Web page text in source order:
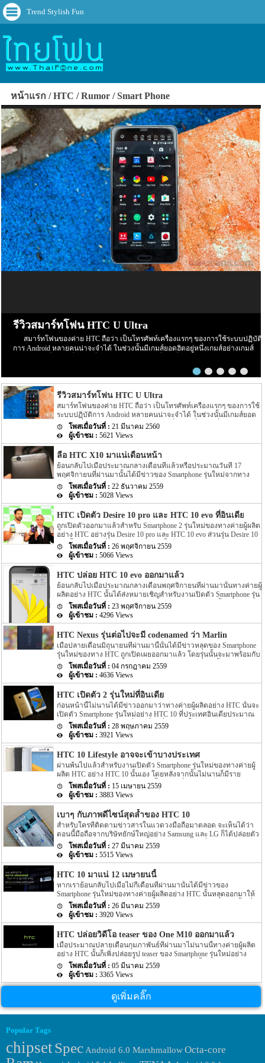
Trend Stylish Fun
หน้าแรก HTC Rumor Smart Phone
รีวิวสมาร์ทโฟน HTC U Ultra
สมาร์ทโฟนของค่าย HTC ถือว่า เป็นโทรศัพท์เครื่องแรกๆ ของการใช้ระบบปฏิบัติ
การ Android หลายคนน่าจะจำได้ ในช่วงนั้นมีเกมส์ยอดฮิตอยู่หนึ่งเกมส์อย่างเกมส์
Bird นี้ได้ ก็คือ สมาร์ทโฟนจากค่าย HTC หลังจากนั้น HTC ก็ได้มีการพัฒนาสมาร์ท
โฟนขึ้นมาอีกมากมาย ล่าสุดได้เตรียมปล่อยรุ่นใหม่ อย่าง HTC U Ultra HTC U Ultra
มาพร้อมกับหน้าจอ Super LCD5 มีขนาด 5.7 นิ้ว หน้าจอเป็นแบบ Gorilla Glass 5 ซึ่ง
เป็นหน้าจอใหม่ที่สามารถป้องกันรอยขีดข่วนได้ ความละเอียดของภาพสูงถึง 1,040
X 2,560 พิกเซล (513ppi) ใช้ชิปประมวลผล Snapdragon 820 ที่มีความเร็วให้เลือกถึง 2
แบบ คือ 2.15GHz และ […]
รีวิวสมาร์ทโฟน HTC U Ultra
สมาร์ทโฟนของค่าย HTC ถือว่า เป็นโทรศัพท์เครื่องแรกๆ ของการใช้
ระบบปฏิบัติการ Android หลายคนน่าจะจำได้ ในช่วงนั้นมีเกมส์ยอด
ฮิตอยู่หนึ่งเกมส์อย่างเกมส์ Angry Bird ที่ฮิตกันทั่วบ้านทั่วเมือง สมาร์ท
โฟนหนึ่งในที่สามารถเล่นเกมส์ Angry Bird นี้ได้ ก็คือ สมาร์ทโฟนจาก
ค่าย HTC หลังจากนั้น HTC ก็ได้มีการพัฒนาสมาร์ทโฟนขึ้นมาอีก
มากมาย ล่าสุดได้เตรียมปล่อยรุ่นใหม่ อย่าง HTC U Ultra HTC U
Ultra มาพร้อมกับหน้าจอ Super LCD5 มีขนาด 5.7 นิ้ว หน้าจอเป็น
แบบ Gorilla Glass 5 ซึ่งเป็นหน้าจอใหม่ที่สามารถป้องกันรอยขีดข่วน
ได้ ความละเอียดของภาพสูงถึง 1,040 X 2,560 พิกเซล (513ppi) ใช้ชิป
ประมวลผล Snapdragon 820 ที่มีความเร็วให้เลือกถึง 2 แบบ คือ
2.15GHz และ […]
21 มีนาคม 2560
5621 Views
ลือ HTC X10 มาแน่เดือนหน้า
ย้อนกลับไปเมื่อประมาณกลางเดือนที่แล้วหรือประมาณวันที่ 17
พฤศจิกายนที่ผ่านมานั้นได้มีข่าวของ Smartphone รุ่นใหม่จากทาง
ค่ายผู้ลิตอย่าง HTC อย่างรุ่น HTC X10 ออกมาแล้ว โดยรายละเอียด
ในตอนนั้นระบุว่า HTC X10 รุ่นใหม่นี้นั้นได้ผ่าน certified หรือผ่านการ
ตรวจสอบจากประเทศ Russia แล้ว โดยอีกรุ่นที่ผ่านการตรวจสอบไป
ด้วยก็คือ Desire 650 แต่ล่าสุดนี้กลับมีข่าวของ HTC X10 ออกมาอีก
ครั้ง สำหรับข่าวล่าสุดของ HTC X10 ที่ออกมานี้นั้น ตามข่าวได้ระบุ
ว่า HTC X10 นี้จะถูกขับเคลื่อนตัวเครื่องด้วย Chipset อย่าง Helio P10
อีกทั้งข่าวที่ออกมาก่อนหน้านี้นั้นไม่ได้ระบุรายละเอียดใดๆ ของตัว
เครื่องออกมาอีกด้วย โดยระบุออกมาเพียงแค่ชื่อของตัวเครื่องอย่าง
HTC X10 เท่านั้น แต่ล่าสุดนี้นั้นตามข่าวได้เปิดเผยรายละเอียดต่างๆ
ของตัวเครื่องออกมาอีกด้วย โดย Spec ของ HTC X10 ที่ระบุออกมา
ล่าสุดนี้นั้นระบุว่าตัวเครื่องจะถูกขับเคลื่อนตัวเครื่องด้วย Chipset อย่าง
Helio P10 […]
22 ธันวาคม 2559
5028 Views
HTC เปิดตัว Desire 10 pro และ HTC 10 evo ที่อินเดียแล้ว
ถูกเปิดตัวออกมาแล้วสำหรับ Smartphone 2 รุ่นใหม่ของทางค่ายผู้ผลิต
อย่าง HTC อย่างรุ่น Desire 10 pro และ HTC 10 evo ส่วนรุ่น Desire 10
pro นั้นหลังจากที่เปิดตัวออกมาแล้วนั้นก็พร้อมวางจำหน่ายแล้ว โดย
รายละเอียดของข่าวยังได้ระบุ Spec ภายในตัวเครื่องของ Desire 10
pro ออกมาอีกด้วย โดย Desire 10 pro รุ่นนี้จะมาพร้อมกับหน้าจอแสดง
ผลขนาด 5.5 นิ้ว โดยหน้าจอจะให้ความละเอียดของภาพอยุ่ที่ 1080p
สำหรับ Chipset ทีขับเคลื่อนตัวเครื่องนั้นจะเป็น Chipset อย่าง
MediaTek Helio P10 สำหรับขนาดของ Ram ภายในตัวเครื่องนั้นจะมี
ขนาดอยู่ที่ 4GB โดยจะมาพร้อมกับขนาดพื้นที่ภายในตัวเครื่องขนาด
64GB ในส่วนของความละเอียดของกล้องนั้นจะให้ความละเอียดของ
กล้องอยู่ที่ 20 megapixel สำหรับกล้องทางด้านหลังของตัวเครื่อง โดยรู
รับแสงจะมีขนาด f2.2 มาพร้อมกับ […]
26 พฤศจิกายน 2559
5066 Views
HTC ปล่อย HTC 10 evo ออกมาแล้ว
ย้อนกลับไปเมื่อประมาณกลางเดือนพฤศจิกายนที่ผ่านมานั้นทางค่ายผู้
ผลิตอย่าง HTC นั้นได้ส่งหมายเชิญสำหรับงานเปิดตัว Smartphone รุ่น
ใหม่อย่าง HTC 10 evo ออกมา โดยรายละเอียดในตอนนั้นระบุว่าทาง
HTC นั้นจะเปิดตัว Smartphone รุ่นใหม่อย่าง HTC 10 evo ออกมา
ภายในงานดังกล่าว โดยงานจะถูกจัดขึ้นที่ Taiwan ภายในสัปดาห์หน้า
ซึ่งก็เป็นสัปดาห์นี้พอดี แต่แล้วแต่ HTC นั้นก็ทำตามสัญญาโดยเปิด
ตัว HTC 10 evo ออกมาอย่างเป็นทางการแล้ว สำหรับ Smartphone รุ่น
ใหม่ของทางค่ายผู้ผลิตอย่าง HTC อย่างรุ่น HTC 10 evo นี้นั้นจะเป็น
ชื่อรุ่นที่วางจำหน่ายภายใน Taiwan แต่เมื่อ HTC 10 evo วางจำหน่าย
ในประเทศอื่นๆ นั้นจะถูกเปลี่ยนชื่อรุ่นไปเป็น HTC Bolt สำหรับ Spec
ของตัวเครื่องนั้นจะมีรายละเอียดดังนี้ โดยตามข่าวระบุว่า HTC 10
evo นั้นจะมาพร้อมกับขนาดตัวเครื่อง 153.6 […]
23 พฤศจิกายน 2559
4296 Views
HTC Nexus รุ่นต่อไปจะมี codenamed ว่า Marlin
เมื่อปลายเดือนมิถุนายนที่ผ่านมานี้นั้นได้มีข่าวหลุดของ Smartphone
รุ่นใหม่ของทาง HTC ถูกเปิดเผยออกมาแล้ว โดยรุ่นนั้นจะมาพร้อมกับ
ชื่อเรียก codenamed ว่า Sailfish แต่แน่นอนว่าภายในปีนี้ทาง HTC จะ
ไม่ปล่อย HTC Nexus ออกมาเพียงรุ่นเดียวเท่านั้น แต่ยังมีอีกหนึ่งรุ่นที่
ยังคงเป็นปริศนาอยู่ในตอนนี้ แต่ล่าสุดนั้นกลับมีข่าวความคืบหน้า
ของรุ่นปริศนาอีกหนึ่งรุ่นของ HTC Nexus ถูกเปิดเผยออกมาแล้ว ย้อน
กลับไปเมื่อปี 2015 ที่ผ่านมานั้น ทาง Google ได้ประสบความสำเร็จไป
กับรุ่น LG Nexus 5X มาแล้ว แต่มาในปีนี้ทาง Google ได้ร่วมมือกับ
ทาง HTC พัฒนารุ่น HTC Nexus ออกมา โดย HTC Nexus รุ่นใหม่นี้จะ
มีชื่อเรียก codenamed ว่า Marlin มาพร้อมกับขนาดของหน้าจอขนาด
5.5 นิ้ว สำหรับ Spec ส่วนอื่นๆ นั้น หน้าจอจะมาพร้อมกับ QHD
touchscreen […]
04 กรกฎาคม 2559
4636 Views
HTC เปิดตัว 2 รุ่นใหม่ที่อินเดีย
ก่อนหน้านี้ไม่นานได้มีข่าวออกมาว่าทางค่ายผู้ผลิตอย่าง HTC นั้นจะ
เปิดตัว Smartphone รุ่นใหม่อย่าง HTC 10 ที่ประเทศอินเดียประมาณ
วันที่ 26 พฤษภาคม หรือเมื่อไม่กี่วันที่ผ่านมานั้นเอง โดยข่าวดังกล่าว
ไม่มีรายละเอียดอย่างแน่ชัดนัก แต่ล่าสุดนั้นได้มีข่าวระบุว่า HTC 10
รุ่นใหม่นี้เข้าที่ประเทศอินเดียแล้วนั้นเอง โดยรายงานได้ระบุว่าราคา
ของ HTC 10 ที่เปืดตัวที่ประเทศอินเดียนั้นมีราคาของตัวเครื่องอยุ่ที่
INR 52,990 หรือ $790 หากคิดเป็นเงินไทยแล้วนั้นราคาของตัวเครื่อง
จะมีราคาอยู่ที่ 27,650 บาท สำหรับ Spec ของ HTC 10 ที่เข้าประเทศ
อินเดียนั้นจะมาพร้อมกับ Spec ที่เหมือนกับรุ่นอื่นๆ โดยจะถูกขับเคลื่อน
ด้วย Chipset อย่าง Snapdragon 820 ขนาด Ram ของตัวเครื่องจะมี
ขนาด 4GB หากหลายๆ คนยังพอจะจำกันได้เมื่อเดือนเมษายนที่ผ่าน
มาทาง HTC ได้เปิดตัว HTC 10 ออกมา โดยข่าวในตอนนั้นได้ระบุ
ออกมาอีกว่าทาง HTC อาจจะปรับ Spec […]
28 พฤษภาคม 2559
3921 Views
HTC 10 Lifestyle อาจจะเข้าบางประเทศ
ผ่านพ้นไปแล้วสำหรับงานเปิดตัว Smartphone รุ่นใหม่ของทางค่ายผู้
ผลิต HTC อย่าง HTC 10 นั้นเอง โดยหลังจากนั้นไม่นานก็มีราย
ละเอียดออกมาว่าทางค่าย HTC นั้นพร้อมที่จะวางจำหน่าย HTC 10
ในแต่ละประเทศแล้ว โดยแต่ละประเทศนั้นจะมีดังนี้ USA, UK,
Germany, France, Austria, Finland, Italy, Spain และ Sweden แต่ล่าสุด
นั้นกลับมีรายงานออกมาว่า ในบางประเทศนั้น HTC 10 อาจจะไม่เข้า
แต่จะเป็นอีกหนึ่งรุ่นอย่าง HTC 10 Lifestyle นั้นเองที่เข้าแทน สำหรับ
รุ่น HTC 10 Lifestyle นั้นจะมาพนร้อมกับ chipset อย่าง Snapdragon 652
แต่รุ่น HTC 10 นั้นจะใช้ chipset อย่าง Snapdragon 820 สำหรับ Ram
นั้นก็จะมีขนาดเดียวอย่างขนาด 3GB […]
15 เมษายน 2559
3883 Views
เบาๆ กับภาพดีไซน์สุดล้ำของ HTC 10
สำหรับใครที่ติดตามข่าวสารในแวดวงมือถือมาตลอด จะเห็นได้ว่า
ตอนนี้มือถือจากบริษัทยักษ์ใหญ่อย่าง Samsung และ LG ก็ได้ปล่อยตัว
Samsung Galaxy S7 กับ LG G5 ออกมาสร้างความตื่นเต้นให้กับสาวก
Android กันแล้ว โดยทางฝั่ง HTC ก็ดูเหมือนจะไม่ได้รีบร้อนอะไรมาก
สักเท่าไหร่ แต่ในวันที่ 12 เมษายนที่จะถึง (บางแหล่งข่าวบอก 15
เมษายน) HTC จะปล่อยตัว HTC 10 ออกมาให้เราได้รับชมกันแน่นอน
ด้วยระยะเวลาที่มีก่อนถึงวันเปิดตัว HTC 10 ทำให้ HTC ได้มีการ
ปรับปรุงรายละเอียดบางส่วนให้ดีมากยิ่งขึ้น โดยเฉพาะอย่างยิ่งที่ตัว
โครงสร้าง HTC 10 ได้มีการใช้วัสดุที่เป็นโลหะพื้นผิวมันวาวเพื่อความ
หรูหราทันสมัย ซึ่งในงานเปิดตัวครั้งนี้ HTC 10 จะมีให้เลือกอยู่ 2 สี
ด้วยกันคือสีเทาและสีดำ และเมื่อเรานำภาพเหล่านี้เทียบกับภาพรั่ว
ไหลออกมาในช่วงก่อนหน้านี้ จะสังเกตเห็นว่ามีความใกล้เคียงกัน
อย่างมากไม่ว่าจะเป็นทั้งรูปทรง ดีไซน์ ไม่เว้นแม้กระทั่งสีด้วย เผยให้
เห็นว่ามีการเพิ่มความน่าเชื่อถือมากขึ้นให้ส่วนของข่าวลือ นอกจากนี้
ราจะเห็นได้ว่าตัวเคสเองก็ทำออกมาได้สวยงามเลยทีเดียวล่ะ มีการ
โค้งที่ได้รูปเข้ากันได้ดีกับขนาดของโทรศัพท์ มีที่เสียบแจ็คขนาด 3.5
มม. […]
27 มีนาคม 2559
5515 Views
HTC 10 มาแน่ 12 เมษายนนี้
หากเราย้อนกลับไปเมื่อไม่กี่เดือนที่ผ่านมานั้นได้มีข่าวของ
Smartphone รุ่นใหม่ของทางค่ายผู้ผลิตอย่าง HTC นั้นหลุดออกมาให้
เราได้ทราบรายละเอียดกันหลายต่อหลายข่าวกันไปแล้ว จากนั้นเมื่อ
ต้นเดือนกุมภาพันธ์ที่ผ่านมานั้นได้มีข่าวหลุดออกมาอีกว่าทาง HTC
นั้นจะเปิดตัว HTC 10 ประมาณวันที่ 11 เมษายน แต่ล่าสุดนั้นกลับมา
ข่าวออกมาอีกว่าทาง HTC นั้นพร้อมแล้วที่จะเปิดตัว HTC 10 ออกมา
ในเดือนหน้า สำหรับข่าวที่ถูกเปิดเผยออกมาล่าสุดนั้นได้ระบุว่าทาง
HTC นั้นพร้อมแล้วที่จะเปิดตัว HTC 10 ออกมาในวันที่ 12 เมษายนที่
จะถึงนี้นี่เอง โดยข่าวดังกล่าวนี้ถือว่าเป็นข่าวที่เชื่อถือได้เพราะบนโลก
Social อย่าง Twitter นั้นได้มีข้อความดังกล่าวถูกโพสออกมา โดยผู้ที่โพ
สนั้นเป็น Account ของทาง HTC โดยตรงอีกด้วยนั้นเอง อีกทั้งราย
ละเอียดที่โพสออกมานั้นยังมีรูปออกมาอีกด้วย โดยรูปที่ถูกโพสออกมา
นั้นได้ระบุถึงกำหนดการต่างๆ ออกมาอีกด้วยว่างานเปิดตัว HTC 10
นั้นจะถูกเปิดขึ้นที่ใด ซึ่งจะมีทั้งหมด 3 ที่อย่าง New York เวลา 8 a.m ,
London เวลา 1 […]
26 มีนาคม 2559
3920 Views
HTC ปล่อยวิดีโอ teaser ของ One M10 ออกมาแล้ว
เมื่อประมาณปลายเดือนกุมภาพันธ์ที่ผ่านมาไม่นานนี้ทางค่ายผู้ผลิต
อย่าง HTC นั้นก็เพิ่งปล่อยรูป teaser ของ Smartphone รุ่นใหม่อย่าง
HTC One M10 ออกมาเอง โดยรูป teaser ในตอนนั้นแสดงลักษณะของ
ตัวเครื่องบริเวณขอบของตัวเครื่องที่มีความโค้งมน ซึ่งเปรียบเสมือน
ถูกเหลามาอย่างดี โดยข่าวดังกล่าวได้ระบุว่า HTC One M10 รุ่นใหม่
นี้ทาง HTC เองไม่ได้เปิดตัวออกมาในงาน MWC 2016 ที่ผ่านพ้นไป
เมื่อปลายเดือนกุมภาพันธ์อีกด้วย แต่งานเปิดตัวรุ่นดังกล่าวจะมีขึ้นใน
วันที่ 11 เมษายนนั้นเอง แต่ล่าสุดนั้นทาง HTC ก็ส่งวิดีโอ teaser ของ
One M10 ออกมาให้เราได้ชมกันอีกครั้ง โดยวิดีโอ teaser ที่ทาง HTC
อีกด้วย สำหรับ Spec ของ HTC One […]
05 มีนาคม 2559
3365 Views
ดูเพิ่มคลิ๊ก
Popular Tags
chipsetSpecAndroid 6.0 MarshmallowOcta-core